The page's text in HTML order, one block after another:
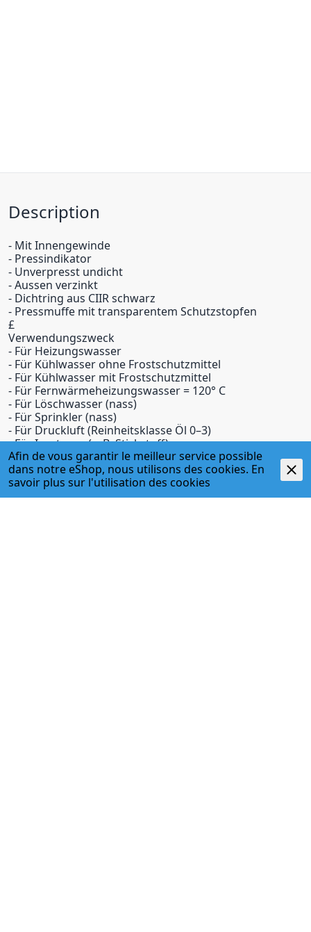
Description
- Mit Innengewinde
- Pressindikator
- Unverpresst undicht
- Aussen verzinkt
- Dichtring aus CIIR schwarz
- Pressmuffe mit transparentem Schutzstopfen
£
Verwendungszweck
- Für Heizungswasser
- Für Kühlwasser ohne Frostschutzmittel
- Für Kühlwasser mit Frostschutzmittel
- Für Fernwärmeheizungswasser = 120° C
- Für Löschwasser (nass)
- Für Sprinkler (nass)
- Für Druckluft (Reinheitsklasse Öl 0–3)
- Für Inertgase (z. B. Stickstoff)
- Verwendungsübersicht: Geberit Mapress C-Stahl
Afin de vous garantir le meilleur service possible
dans notre eShop, nous utilisons des cookies. En
savoir plus sur l'utilisation des cookies